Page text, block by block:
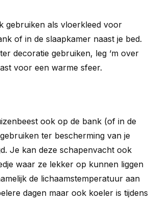
gebruiken als vloerkleed voor
of in de slaapkamer naast je bed.
decoratie gebruiken, leg ‘m over
voor een warme sfeer.
ook op de bank (of in de
ter bescherming van je
Je kan deze schapenvacht ook
waar ze lekker op kunnen liggen
de lichaamstemperatuur aan
dagen maar ook koeler is tijdens